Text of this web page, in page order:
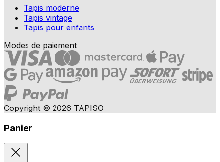
Tapis moderne
Tapis vintage
Tapis pour enfants
Modes de paiement
Copyright © 2026 TAPISO
Panier